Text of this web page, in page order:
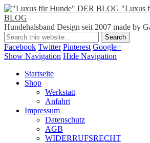
"Luxus
BLOG
Hundehalsband Design seit 2007 made by
Facebook Twitter Pinterest Google+
Show Navigation Hide Navigation
Startseite
Shop
Werkstatt
Anfahrt
Impressum
Datenschutz
AGB
WIDERRUFSRECHT